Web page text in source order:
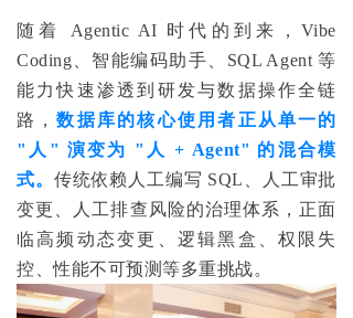
随着 Agentic AI 时代的到来，Vibe
Coding、智能编码助手、SQL Agent 等
能力快速渗透到研发与数据操作全链
路，数据库的核心使用者正从单一的
"人" 演变为 "人 + Agent" 的混合模
式。 传统依赖人工编写 SQL、人工审批
变更、人工排查风险的治理体系，正面
临高频动态变更、逻辑黑盒、权限失
控、性能不可预测等多重挑战。